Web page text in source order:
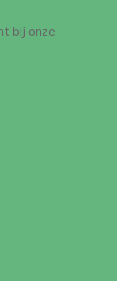
bij onze